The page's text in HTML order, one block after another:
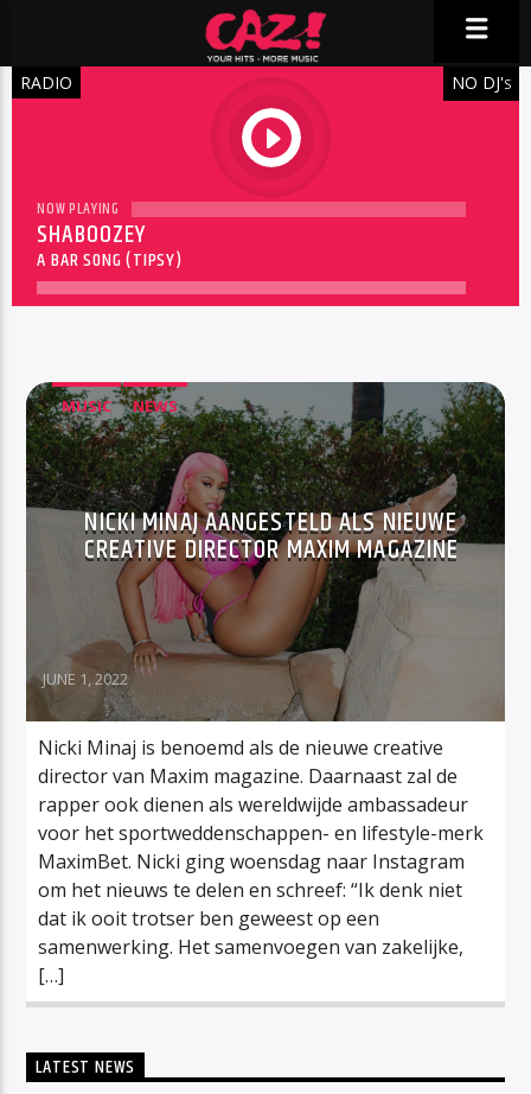
RADIO
play
NO DJ'S
NOW PLAYING
SHABOOZEY
A BAR SONG (TIPSY)
MUSIC NEWS
NICKI MINAJ AANGESTELD ALS NIEUWE
CREATIVE DIRECTOR MAXIM MAGAZINE
JUNE 1, 2022
Nicki Minaj is benoemd als de nieuwe creative
director van Maxim magazine. Daarnaast zal de
rapper ook dienen als wereldwijde ambassadeur
voor het sportweddenschappen- en lifestyle-merk
MaximBet. Nicki ging woensdag naar Instagram
om het nieuws te delen en schreef: “Ik denk niet
dat ik ooit trotser ben geweest op een
samenwerking. Het samenvoegen van zakelijke,
[…]
LATEST NEWS